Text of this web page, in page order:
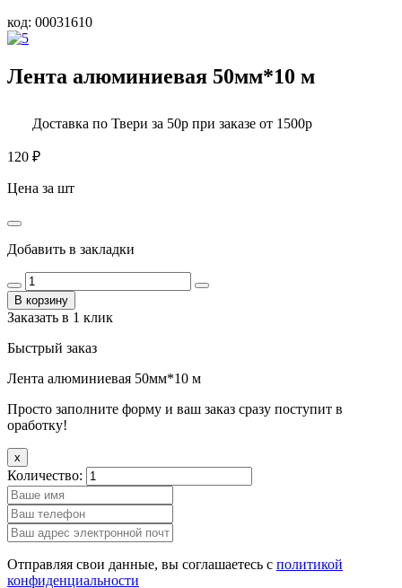
код: 00031610
Лента алюминиевая 50мм*10 м
Доставка по Твери за 50р при заказе от 1500р
120 ₽
Цена за шт
Добавить в закладки
В корзину
Заказать в 1 клик
Быстрый заказ
Лента алюминиевая 50мм*10 м
Просто заполните форму и ваш заказ сразу поступит в
оработку!
x
Количество:
Отправляя свои данные, вы соглашаетесь с политикой
конфиденциальности